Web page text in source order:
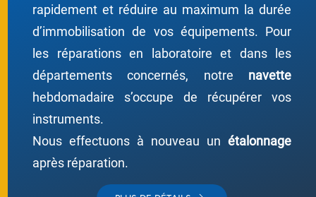
rapidement et réduire au maximum la durée
d’immobilisation de vos équipements. Pour
les réparations en laboratoire et dans les
départements concernés, notre navette
hebdomadaire s’occupe de récupérer vos
instruments.
Nous effectuons à nouveau un étalonnage
après réparation.